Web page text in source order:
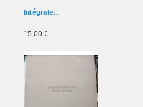
Intégrale...
15,00 €